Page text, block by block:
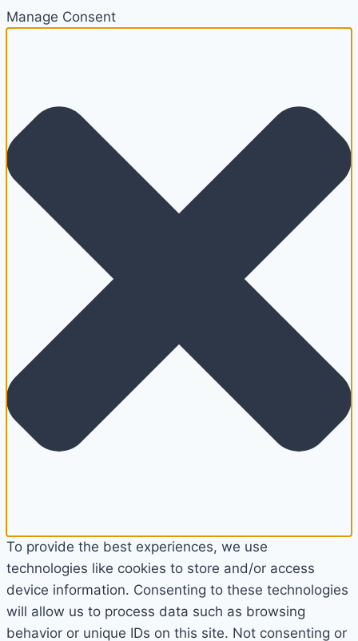
Manage Consent
To provide the best experiences, we use
technologies like cookies to store and/or access
device information. Consenting to these technologies
will allow us to process data such as browsing
behavior or unique IDs on this site. Not consenting or